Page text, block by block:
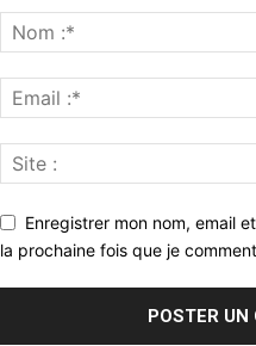
Enregistrer mon nom, email
la prochaine fois que je